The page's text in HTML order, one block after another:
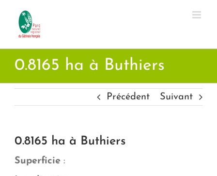
contenu
0.8165 ha à Buthiers
Précédent Suivant
0.8165 ha à Buthiers
Superficie :